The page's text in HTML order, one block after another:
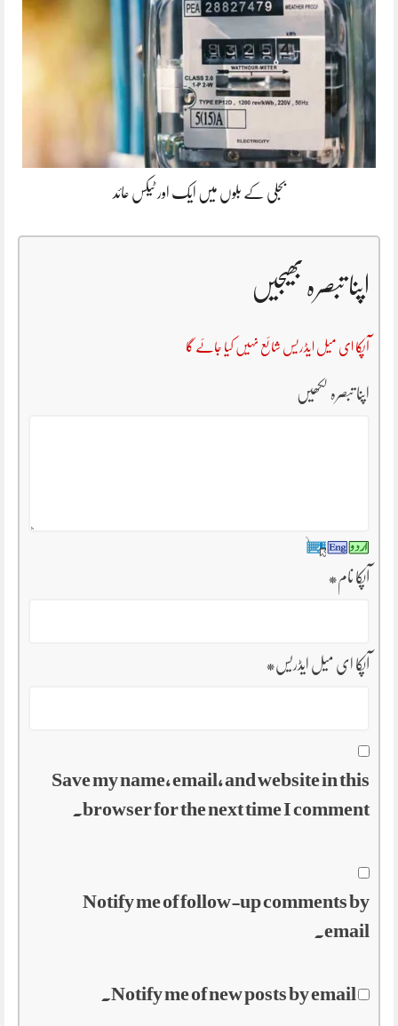
بجلی کے بلوں میں ایک اور ٹیکس عائد
اپنا تبصرہ بھیجیں
آپکا ای میل ایڈریس شائع نہیں کیا جائے گا
اپنا تبصرہ لکھیں
آپکا نام*
آپکا ای میل ایڈریس*
Save my name, email, and website in this
browser for the next time I comment.
Notify me of follow-up comments by
email.
Notify me of new posts by email.